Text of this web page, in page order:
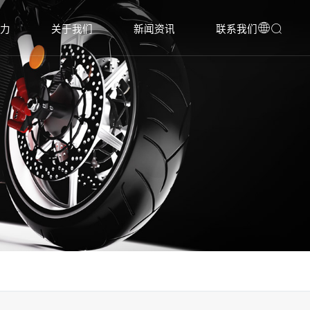
关于我们
公司介绍
发展历程
荣誉资质
新闻资讯
企业动态
行业洞察
赛事合作
联系我们